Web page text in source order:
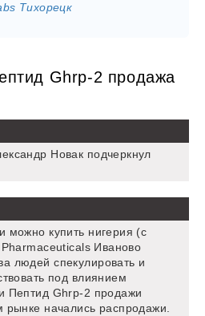
Тихорецк
Ghrp-2 продажа
Новак подчеркнул
можно купить нигерия (с
Иваново
людей спекулировать и
под влиянием
Пептид Ghrp-2 продажи
рынке начались распродажи.